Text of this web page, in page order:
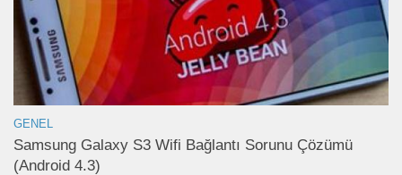
GENEL
Samsung Galaxy S3 Wifi Bağlantı Sorunu Çözümü
(Android 4.3)